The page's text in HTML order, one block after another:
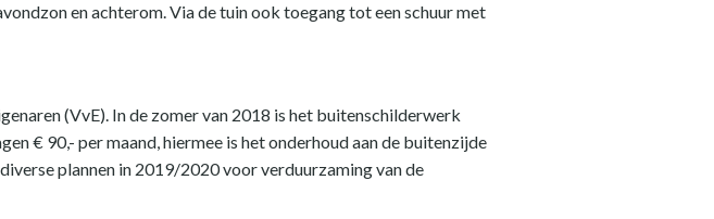
en achterom. Via de tuin ook toegang tot een schuur met
(VvE). In de zomer van 2018 is het buitenschilderwerk
€ 90,- per maand, hiermee is het onderhoud aan de buitenzijde
plannen in 2019/2020 voor verduurzaming van de